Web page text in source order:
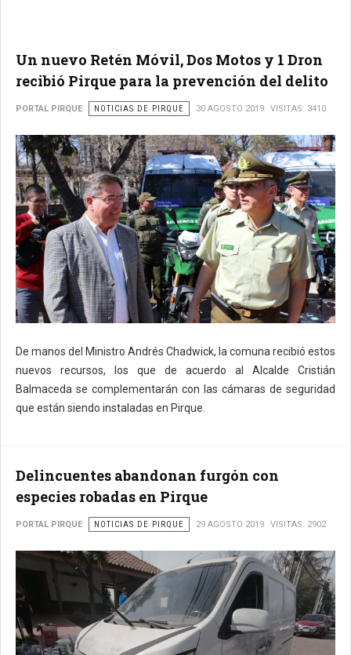
Un nuevo Retén Móvil, Dos Motos y 1 Dron
recibió Pirque para la prevención del delito
PORTAL PIRQUE NOTICIAS DE PIRQUE 30 AGOSTO 2019 VISITAS: 3410
De manos del Ministro Andrés Chadwick, la comuna recibió estos
nuevos recursos, los que de acuerdo al Alcalde Cristián
Balmaceda se complementarán con las cámaras de seguridad
que están siendo instaladas en Pirque.
Delincuentes abandonan furgón con
especies robadas en Pirque
PORTAL PIRQUE NOTICIAS DE PIRQUE 29 AGOSTO 2019 VISITAS: 2902